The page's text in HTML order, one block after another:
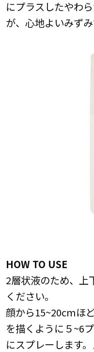
にプラスしたやわ
が、心地よいみず
HOW TO USE
2層状液のため、上
ください。
顔から15~20cmほ
を描くように５~6
にスプレーします